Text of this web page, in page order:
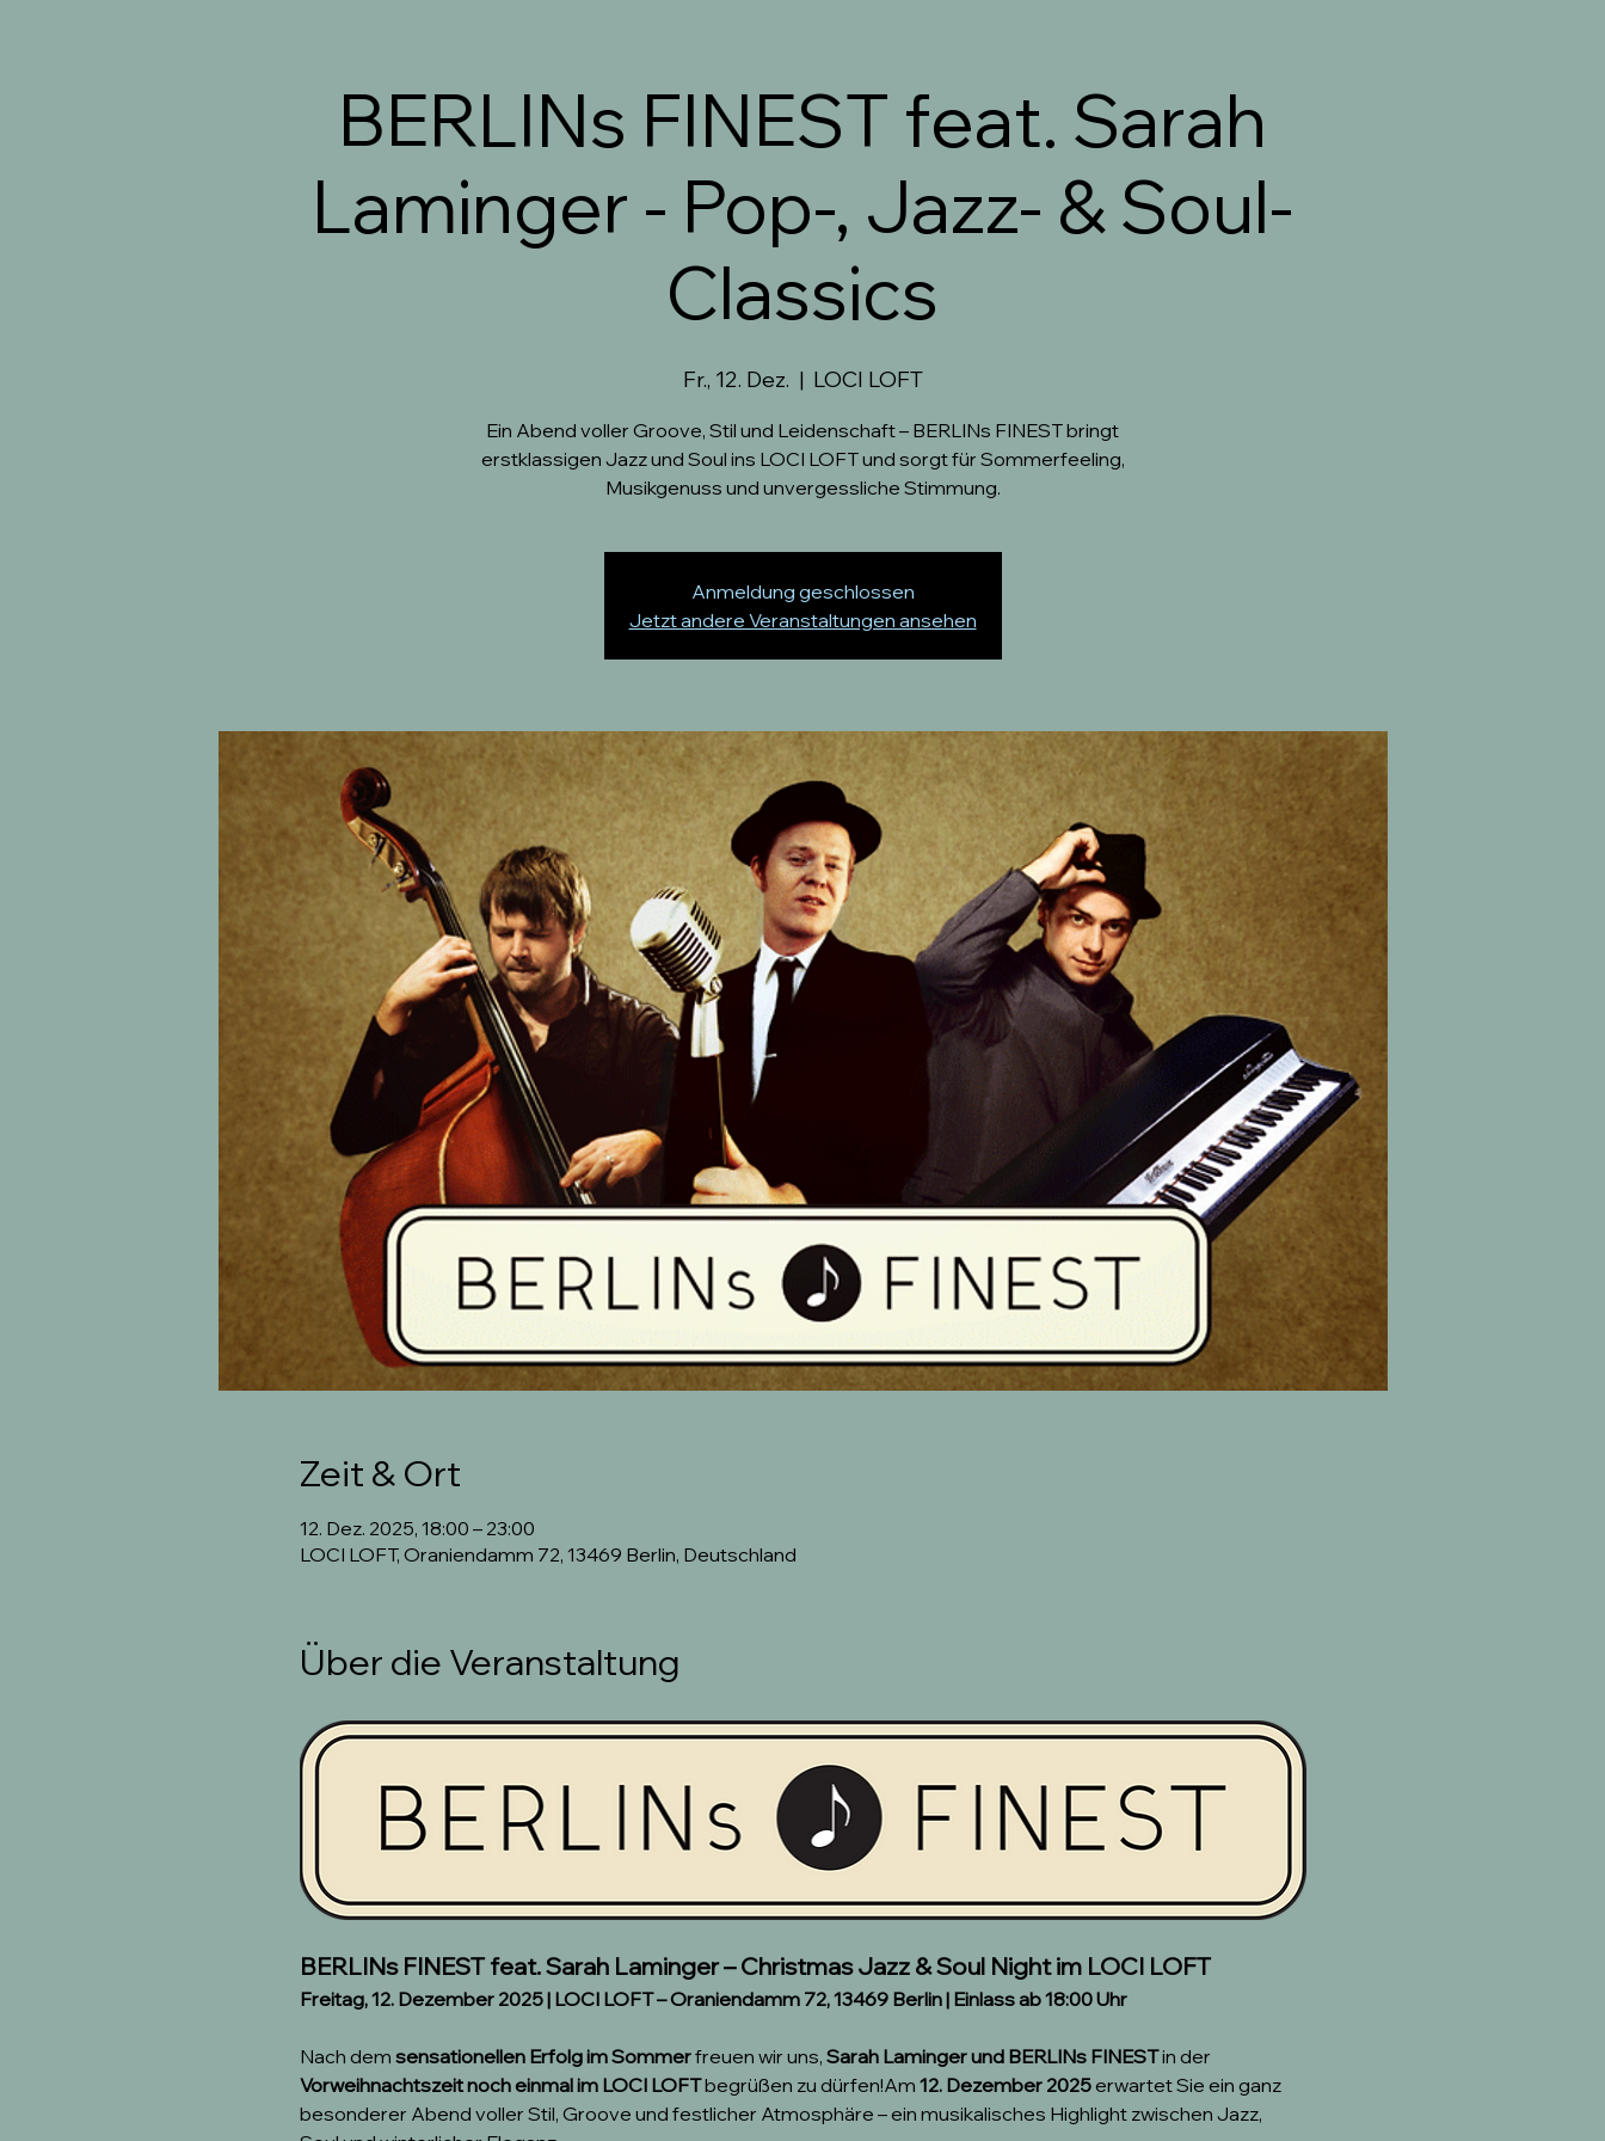
BERLINs FINEST feat. Sarah
Laminger - Pop-, Jazz- & Soul-
Classics
Fr., 12. Dez.
  |
LOCI LOFT
Ein Abend voller Groove, Stil und Leidenschaft – BERLINs FINEST bringt
erstklassigen Jazz und Soul ins LOCI LOFT und sorgt für Sommerfeeling,
Musikgenuss und unvergessliche Stimmung.
Anmeldung geschlossen
Jetzt andere Veranstaltungen ansehen
Zeit & Ort
12. Dez. 2025, 18:00 – 23:00
LOCI LOFT, Oraniendamm 72, 13469 Berlin, Deutschland
Über die Veranstaltung
BERLINs FINEST feat. Sarah Laminger – Christmas Jazz & Soul Night im LOCI LOFT
Freitag, 12. Dezember 2025 | LOCI LOFT – Oraniendamm 72, 13469 Berlin | Einlass ab 18:00 Uhr
Nach dem sensationellen Erfolg im Sommer freuen wir uns, Sarah Laminger und BERLINs FINEST in der
Vorweihnachtszeit noch einmal im LOCI LOFT begrüßen zu dürfen!Am 12. Dezember 2025 erwartet Sie ein ganz
besonderer Abend voller Stil, Groove und festlicher Atmosphäre – ein musikalisches Highlight zwischen Jazz,